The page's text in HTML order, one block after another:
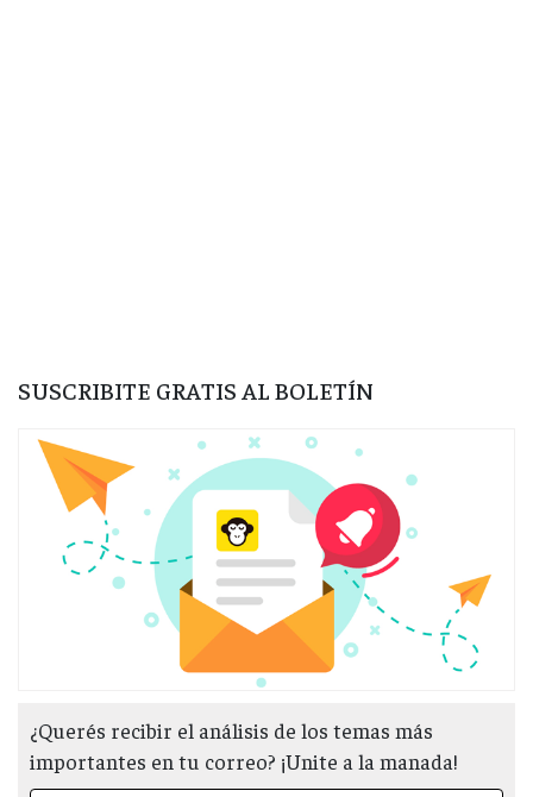
SUSCRIBITE GRATIS AL BOLETÍN
¿Querés recibir el análisis de los temas más
importantes en tu correo? ¡Unite a la manada!